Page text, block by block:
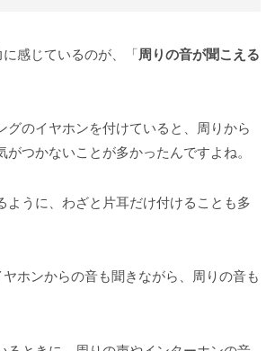
感じているのが、「周りの音が聞こえる
グのイヤホンを付けていると、周りから
がつかないことが多かったんですよね。
ように、わざと片耳だけ付けることも多
ホンからの音も聞きながら、周りの音も